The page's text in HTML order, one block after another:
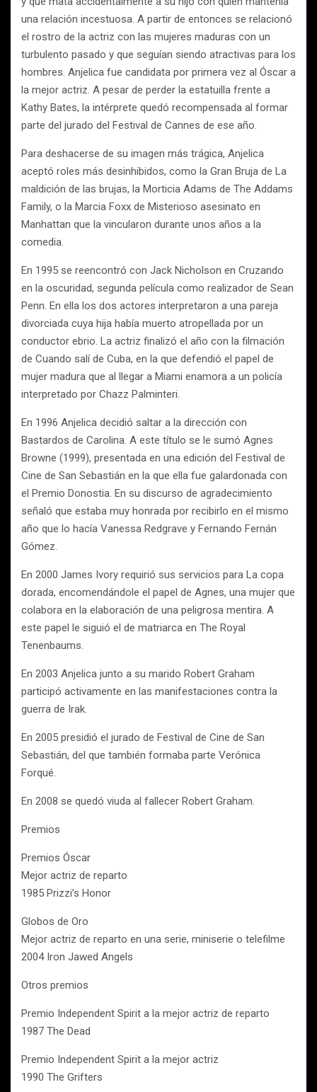
una relación incestuosa. A partir de entonces se relacionó
el rostro de la actriz con las mujeres maduras con un
turbulento pasado y que seguían siendo atractivas para los
hombres. Anjelica fue candidata por primera vez al Óscar a
la mejor actriz. A pesar de perder la estatuilla frente a
Kathy Bates, la intérprete quedó recompensada al formar
parte del jurado del Festival de Cannes de ese año.
Para deshacerse de su imagen más trágica, Anjelica
aceptó roles más desinhibidos, como la Gran Bruja de La
maldición de las brujas, la Morticia Adams de The Addams
Family, o la Marcia Foxx de Misterioso asesinato en
Manhattan que la vincularon durante unos años a la
comedia.
En 1995 se reencontró con Jack Nicholson en Cruzando
en la oscuridad, segunda película como realizador de Sean
Penn. En ella los dos actores interpretaron a una pareja
divorciada cuya hija había muerto atropellada por un
conductor ebrio. La actriz finalizó el año con la filmación
de Cuando salí de Cuba, en la que defendió el papel de
mujer madura que al llegar a Miami enamora a un policía
interpretado por Chazz Palminteri.
En 1996 Anjelica decidió saltar a la dirección con
Bastardos de Carolina. A este título se le sumó Agnes
Browne (1999), presentada en una edición del Festival de
Cine de San Sebastián en la que ella fue galardonada con
el Premio Donostia. En su discurso de agradecimiento
señaló que estaba muy honrada por recibirlo en el mismo
año que lo hacía Vanessa Redgrave y Fernando Fernán
Gómez.
En 2000 James Ivory requirió sus servicios para La copa
dorada, encomendándole el papel de Agnes, una mujer que
colabora en la elaboración de una peligrosa mentira. A
este papel le siguió el de matriarca en The Royal
Tenenbaums.
En 2003 Anjelica junto a su marido Robert Graham
participó activamente en las manifestaciones contra la
guerra de Irak.
En 2005 presidió el jurado de Festival de Cine de San
Sebastián, del que también formaba parte Verónica
Forqué.
En 2008 se quedó viuda al fallecer Robert Graham.
Premios
Premios Óscar
Mejor actriz de reparto
1985 Prizzi’s Honor
Globos de Oro
Mejor actriz de reparto en una serie, miniserie o telefilme
2004 Iron Jawed Angels
Otros premios
Premio Independent Spirit a la mejor actriz de reparto
1987 The Dead
Premio Independent Spirit a la mejor actriz
1990 The Grifters